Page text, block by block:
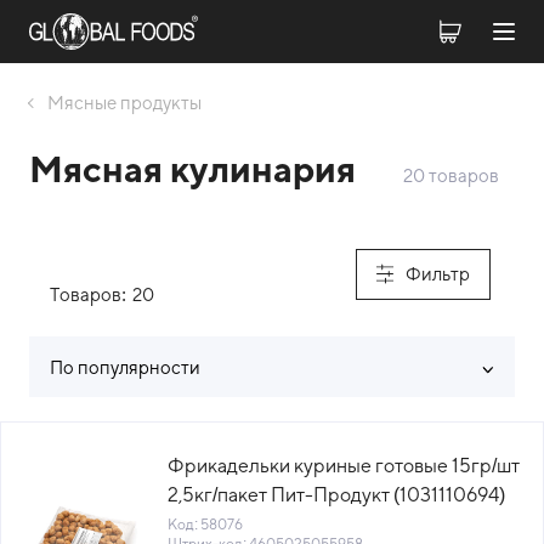
Мясные продукты
Мясная кулинария 20 товаров
Фильтр
Товаров: 20
По популярности
Фрикадельки куриные готовые 15гр/шт
2,5кг/пакет Пит-Продукт (1031110694)
(КОД 58076) (-18°С)
Код: 58076